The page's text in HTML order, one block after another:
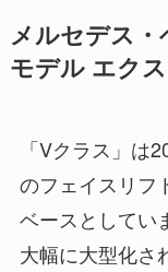
メルセデス・
モデル エク
「Vクラス」は
のフェイスリフ
ベースとしてい
大幅に大型化さ